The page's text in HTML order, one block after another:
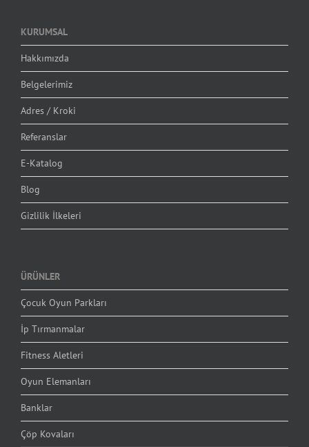
KURUMSAL
Hakkımızda
Belgelerimiz
Adres / Kroki
Referanslar
E-Katalog
Blog
Gizlilik İlkeleri
ÜRÜNLER
Çocuk Oyun Parkları
İp Tırmanmalar
Fitness Aletleri
Oyun Elemanları
Banklar
Çöp Kovaları